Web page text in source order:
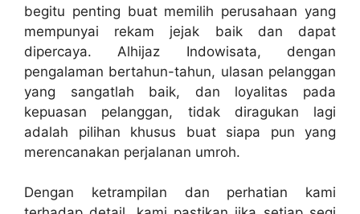
begitu penting buat memilih perusahaan yang
mempunyai rekam jejak baik dan dapat
dipercaya. Alhijaz Indowisata, dengan
pengalaman bertahun-tahun, ulasan pelanggan
yang sangatlah baik, dan loyalitas pada
kepuasan pelanggan, tidak diragukan lagi
adalah pilihan khusus buat siapa pun yang
merencanakan perjalanan umroh.
Dengan ketrampilan dan perhatian kami